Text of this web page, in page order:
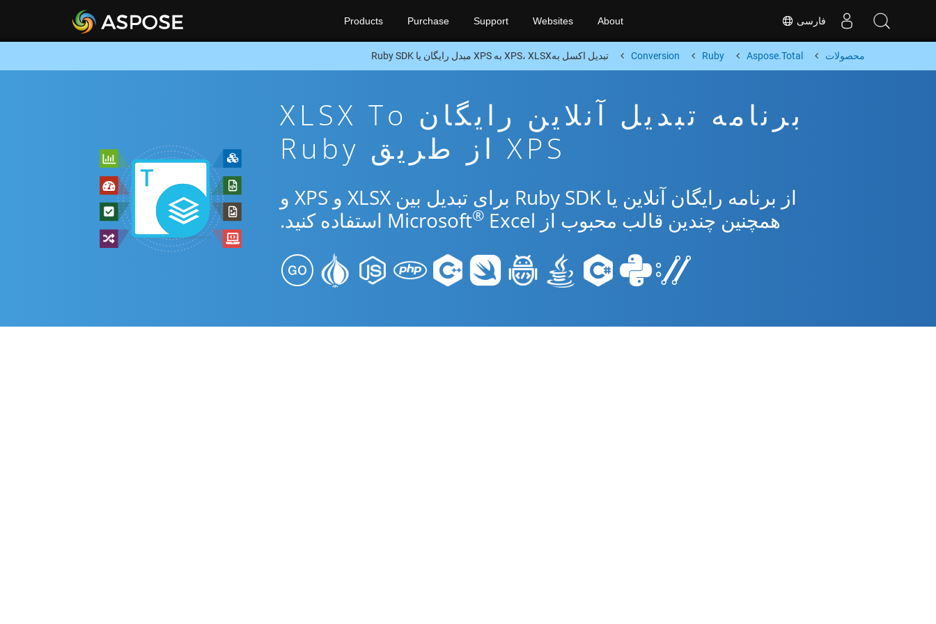
فارسی Products Purchase Support Websites About
محصولات Aspose.Total
Ruby
Conversion تبدیل اکسل بهXPS، XLSX به XPS مبدل رایگان یا Ruby SDK
برنامه تبدیل آنلاین رایگان XLSX To
XPS از طریق Ruby
از برنامه رایگان آنلاین یا Ruby SDK برای تبدیل بین XLSX و XPS و
همچنین چندین قالب محبوب از Microsoft
® Excel استفاده کنید.